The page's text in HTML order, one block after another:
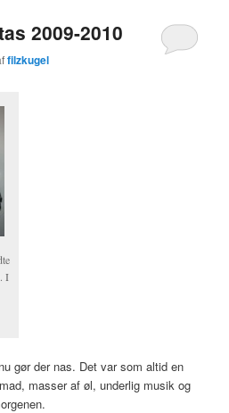
2009-2010
filzkugel
I
gør der nas. Det var som altid en
masser af øl, underlig musik og